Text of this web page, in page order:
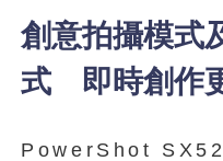
創意拍攝模式
式 即時創作
PowerShot